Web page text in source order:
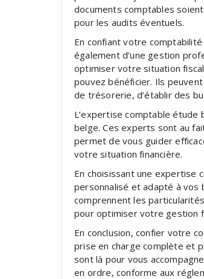
documents comptables
pour les audits éventuels.
En confiant votre
également d’une gestion
optimiser votre situation
pouvez bénéficier. Ils
de trésorerie, d’établir des
L’expertise comptable étude
belge. Ces experts sont au
permet de vous guider
votre situation financière.
En choisissant une expertise
personnalisé et adapté à vos
comprennent les
pour optimiser votre gestion
En conclusion, confier votre
prise en charge complète et
sont là pour vous
en ordre, conforme aux